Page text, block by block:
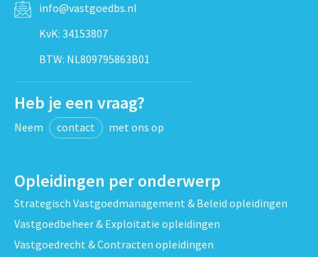
info@vastgoedbs.nl
KvK: 34153807
BTW: NL809795863B01
Heb je een vraag?
Neem contact met ons op
Opleidingen per onderwerp
Strategisch Vastgoedmanagement & Beleid opleidingen
Vastgoedbeheer & Exploitatie opleidingen
Vastgoedrecht & Contracten opleidingen